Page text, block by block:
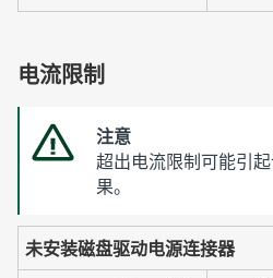
电流限制
注意
超出电流限制可能引
果。
未安装磁盘驱动电源连接器